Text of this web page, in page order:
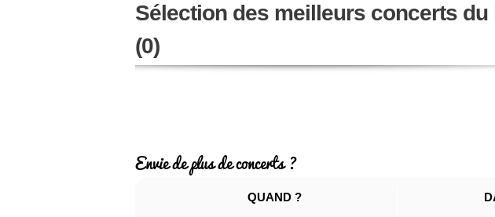
Sélection des meilleurs concerts du
(0)
Envie de plus de concerts ?
QUAND ?